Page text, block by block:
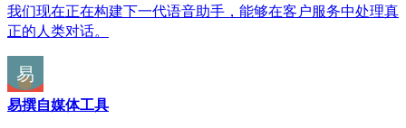
我们现在正在构建下一代语音助手，能够在客户服务中处理真
正的人类对话。
易撰自媒体工具